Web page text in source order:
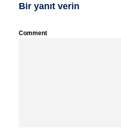
Bir yanıt verin
Comment